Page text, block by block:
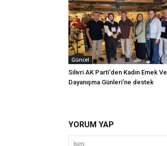
Güncel
Silivri AK Parti’den Kadın Emek Ve
Dayanışma Günleri’ne destek
YORUM YAP